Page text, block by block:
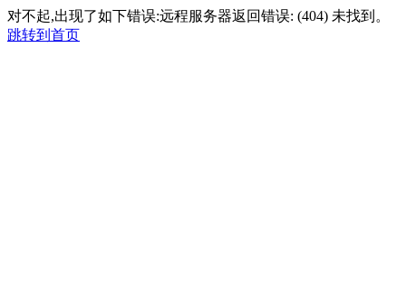
对不起,出现了如下错误:远程服务器返回错误: (404) 未找到。
跳转到首页